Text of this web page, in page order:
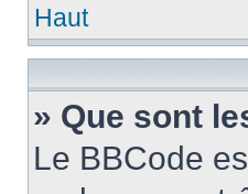
Haut
» Que sont
Le BBCode